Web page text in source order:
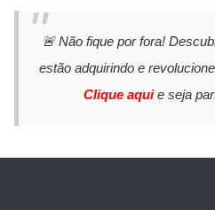
🚨 Não fique por fora!
estão adquirindo e
Clique aquie seja